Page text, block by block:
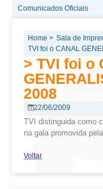
Comunicados Oficiais
Home > Sala de
TVI foi o CANAL
> TVI foi o
2008
22/06/2009
TVI distinguida como
na gala promovida
Voltar